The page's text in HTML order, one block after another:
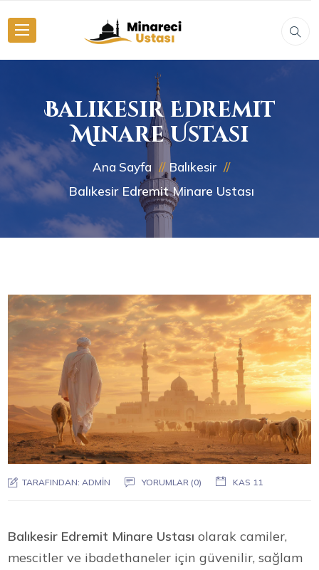
Balıkesir Edremit
Minare Ustası
Ana Sayfa Balıkesir
Balıkesir Edremit Minare Ustası
TARAFINDAN:ADMIN YORUMLAR (0) KAS 11
Balıkesir Edremit Minare Ustası olarak camiler,
mescitler ve ibadethaneler için güvenilir, sağlam